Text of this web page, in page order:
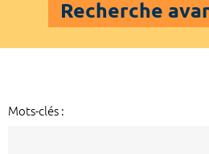
Recherche
Mots-clés :